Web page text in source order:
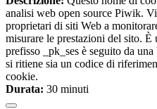
analisi web open source Piwik.
proprietari di siti Web a
misurare le prestazioni del sito.
prefisso _pk_ses è seguito da
si ritiene sia un codice di
cookie.
Durata: 30 minuti